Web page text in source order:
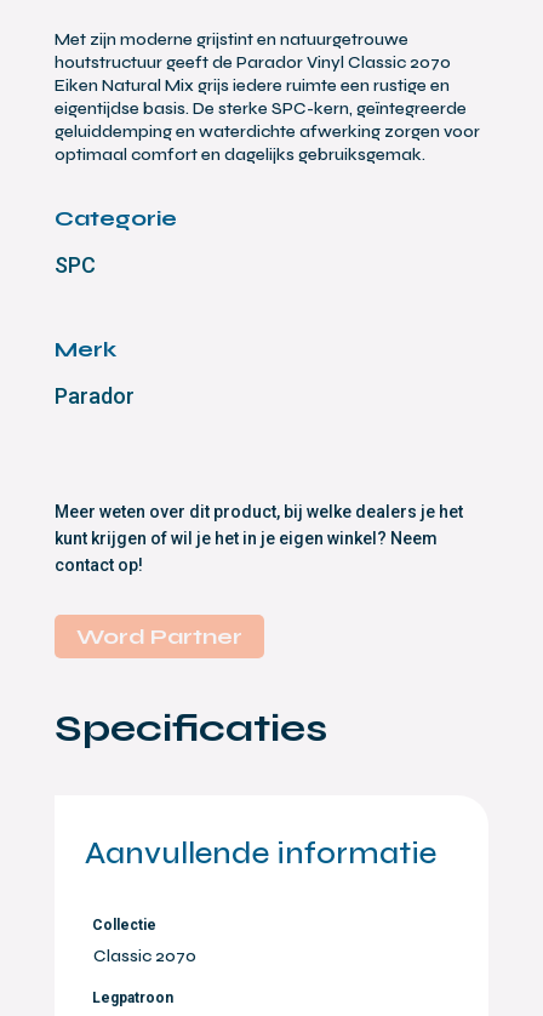
Met zijn moderne grijstint en natuurgetrouwe
houtstructuur geeft de Parador Vinyl Classic 2070
Eiken Natural Mix grijs iedere ruimte een rustige en
eigentijdse basis. De sterke SPC-kern, geïntegreerde
geluiddemping en waterdichte afwerking zorgen voor
optimaal comfort en dagelijks gebruiksgemak.
Categorie
SPC
Merk
Parador
Meer weten over dit product, bij welke dealers je het
kunt krijgen of wil je het in je eigen winkel? Neem
contact op!
Word Partner
Specificaties
Aanvullende informatie
Collectie
Classic 2070
Legpatroon